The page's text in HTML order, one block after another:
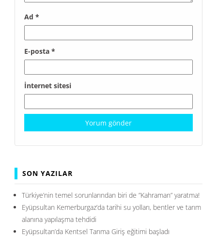
Ad *
E-posta *
İnternet sitesi
SON YAZILAR
Türkiye’nin temel sorunlarından biri de ”Kahraman” yaratma!
Eyüpsultan Kemerburgaz’da tarihi su yolları, bentler ve tarım
alanına yapılaşma tehdidi
Eyüpsultan’da Kentsel Tarıma Giriş eğitimi başladı